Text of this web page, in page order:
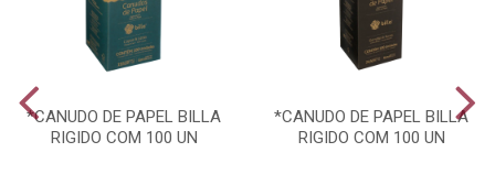
*CANUDO DE PAPEL BILLA
RIGIDO COM 100 UN
*CANUDO DE PAPEL BILLA
RIGIDO COM 100 UN